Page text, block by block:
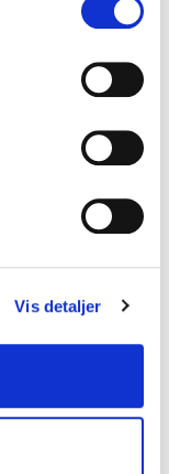
Vis detaljer